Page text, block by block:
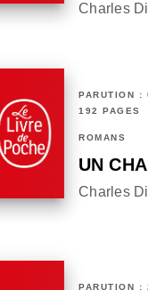
Charles
PARUTION :
192 PAGES
ROMANS
UN
Charles
PARUTION :